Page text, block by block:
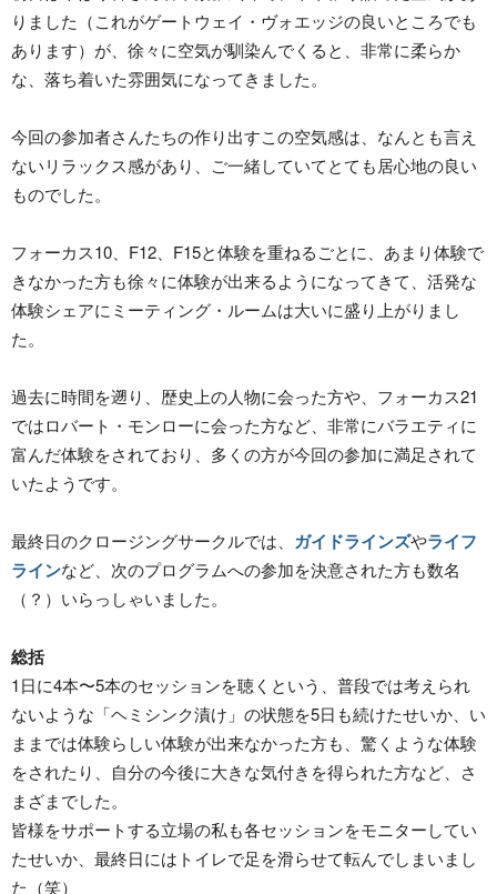
りました（これがゲートウェイ・ヴォエッジの良いところでも
あります）が、徐々に空気が馴染んでくると、非常に柔らか
な、落ち着いた雰囲気になってきました。
今回の参加者さんたちの作り出すこの空気感は、なんとも言え
ないリラックス感があり、ご一緒していてとても居心地の良い
ものでした。
フォーカス10、F12、F15と体験を重ねるごとに、あまり体験で
きなかった方も徐々に体験が出来るようになってきて、活発な
体験シェアにミーティング・ルームは大いに盛り上がりまし
た。
過去に時間を遡り、歴史上の人物に会った方や、フォーカス21
ではロバート・モンローに会った方など、非常にバラエティに
富んだ体験をされており、多くの方が今回の参加に満足されて
いたようです。
最終日のクロージングサークルでは、 ガイドラインズやライフ
ラインなど、次のプログラムへの参加を決意された方も数名
（？）いらっしゃいました。
総括
1日に4本〜5本のセッションを聴くという、普段では考えられ
ないような「ヘミシンク漬け」の状態を5日も続けたせいか、い
ままでは体験らしい体験が出来なかった方も、驚くような体験
をされたり、自分の今後に大きな気付きを得られた方など、さ
まざまでした。
皆様をサポートする立場の私も各セッションをモニターしてい
たせいか、最終日にはトイレで足を滑らせて転んでしまいまし
た（笑）